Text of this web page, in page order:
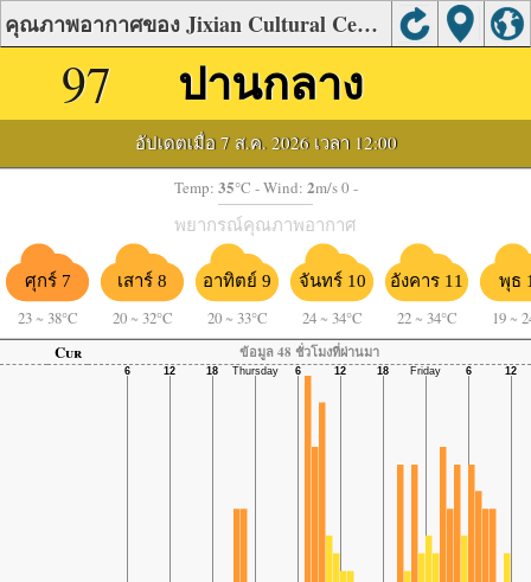
คุณภาพอากาศของ Jixian Cultural Center, Baoding
97 ปานกลาง
อัปเดตเมื่อ 7 ส.ค. 2026 เวลา 12:00
Temp: 35°C - Wind: 2m/s 0 -
พยากรณ์คุณภาพอากาศ
ศุกร์ 7
23 ~ 38°C
เสาร์ 8
20 ~ 32°C
อาทิตย์ 9
20 ~ 33°C
จันทร์ 10
24 ~ 34°C
อังคาร 11
22 ~ 34°C
พุธ
19 ~
Cur
ข้อมูล 48 ชั่วโมงที่ผ่านมา